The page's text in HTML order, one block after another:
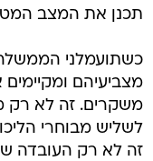
תכנן את המצב
כשתועמלני
מצביעיהם
משקרים. זה לא רק
לשליש מבוחרי
זה לא רק העובדה